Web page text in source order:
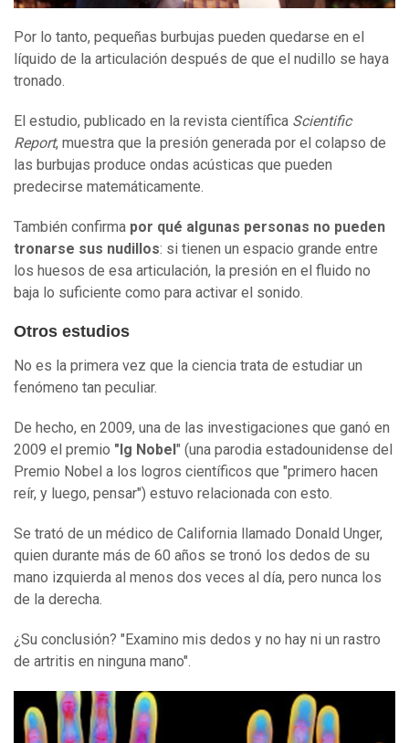
Por lo tanto, pequeñas burbujas pueden quedarse en el
líquido de la articulación después de que el nudillo se haya
tronado.
El estudio, publicado en la revista científica Scientific
Report, muestra que la presión generada por el colapso de
las burbujas produce ondas acústicas que pueden
predecirse matemáticamente.
También confirma por qué algunas personas no pueden
tronarse sus nudillos: si tienen un espacio grande entre
los huesos de esa articulación, la presión en el fluido no
baja lo suficiente como para activar el sonido.
Otros estudios
No es la primera vez que la ciencia trata de estudiar un
fenómeno tan peculiar.
De hecho, en 2009, una de las investigaciones que ganó en
2009 el premio "Ig Nobel " (una parodia estadounidense del
Premio Nobel a los logros científicos que "primero hacen
reír, y luego, pensar") estuvo relacionada con esto.
Se trató de un médico de California llamado Donald Unger,
quien durante más de 60 años se tronó los dedos de su
mano izquierda al menos dos veces al día, pero nunca los
de la derecha.
¿Su conclusión? "Examino mis dedos y no hay ni un rastro
de artritis en ninguna mano".